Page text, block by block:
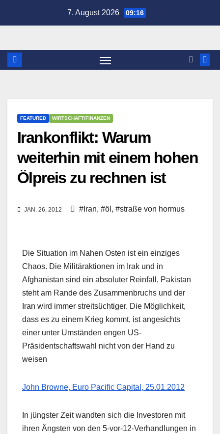
7. August 2026 09:16
FEATURED WIRTSCHAFT/FINANZEN
Irankonflikt: Warum
weiterhin mit einem hohen
Ölpreis zu rechnen ist
JAN. 26, 2012 #Iran, #öl , #straße von hormus
Die Situation im Nahen Osten ist ein einziges
Chaos. Die Militäraktionen im Irak und in
Afghanistan sind ein absoluter Reinfall, Pakistan
steht am Rande des Zusammenbruchs und der
Iran wird immer streitsüchtiger. Die Möglichkeit,
dass es zu einem Krieg kommt, ist angesichts
einer unter Umständen engen US-
Präsidentschaftswahl nicht von der Hand zu
weisen
John Browne, Euro Pacific Capital, 25.01.2012
In jüngster Zeit wandten sich die Investoren mit
ihren Ängsten von den 5-vor-12-Verhandlungen in